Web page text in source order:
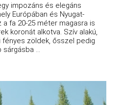
impozáns és elegáns
Európában és Nyugat-
a fa 20-25 méter magasra is
koronát alkotva. Szív alakú,
zöldek, ősszel pedig
sárgásba ...